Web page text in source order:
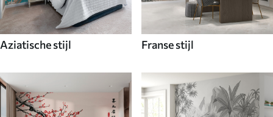
Aziatische stijl Franse stijl